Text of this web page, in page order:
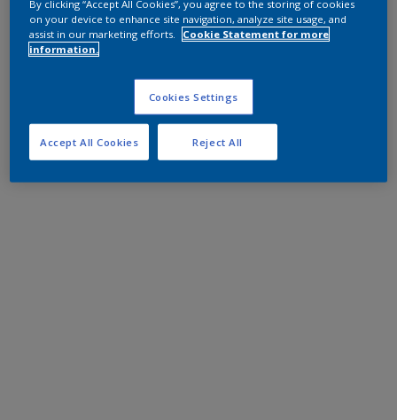
By clicking “Accept All Cookies”, you agree to the storing of cookies
on your device to enhance site navigation, analyze site usage, and
assist in our marketing efforts.
Cookie Statement for more
information.
Cookies Settings
Reject All
Accept All Cookies